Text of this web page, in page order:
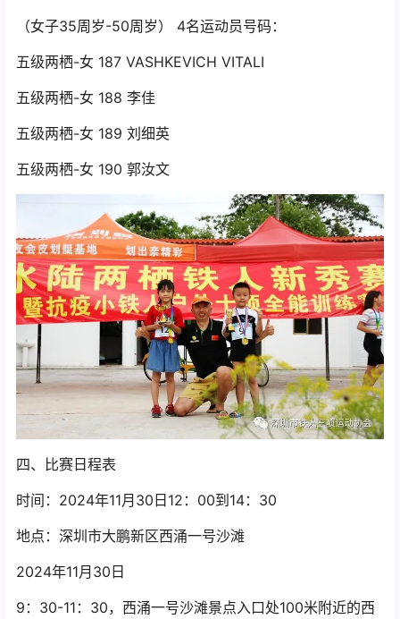
（女子35周岁-50周岁） 4名运动员号码：
五级两栖-女 187 VASHKEVICH VITALI
五级两栖-女 188 李佳
五级两栖-女 189 刘细英
五级两栖-女 190 郭汝文
四、比赛日程表
时间：2024年11月30日12：00到14：30
地点：深圳市大鹏新区西涌一号沙滩
2024年11月30日
9：30-11：30，西涌一号沙滩景点入口处100米附近的西